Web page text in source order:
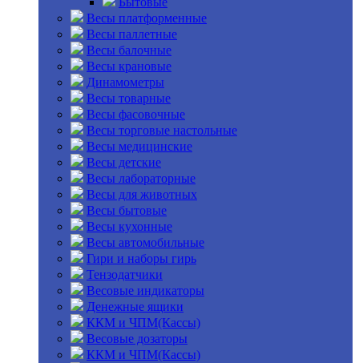
Весы платформенные
Весы паллетные
Весы балочные
Весы крановые
Динамометры
Весы товарные
Весы фасовочные
Весы торговые настольные
Весы медицинские
Весы детские
Весы лабораторные
Весы для животных
Весы бытовые
Весы кухонные
Весы автомобильные
Гири и наборы гирь
Тензодатчики
Весовые индикаторы
Денежные ящики
ККМ и ЧПМ(Кассы)
Весовые дозаторы
ККМ и ЧПМ(Кассы)